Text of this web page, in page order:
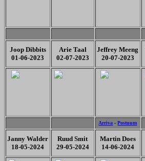
Joop Dibbits
01-06-2023
Arie Taal
02-07-2023
Jeffrey Meeng
20-07-2023
Arriva -Postuum
Janny Walder
18-05-2024
Ruud Smit
29-05-2024
Martin Does
14-06-2024